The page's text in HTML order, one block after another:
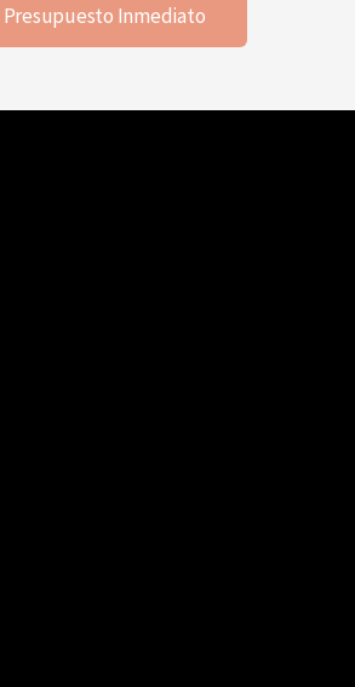
Presupuesto Inmediato